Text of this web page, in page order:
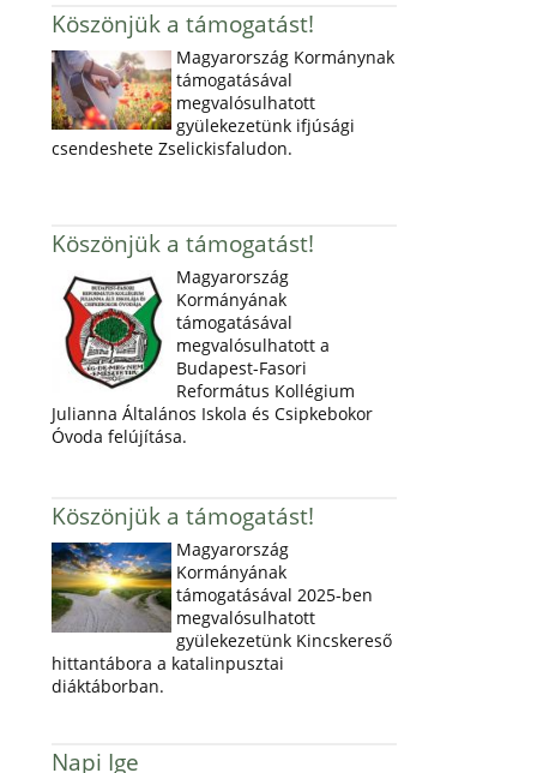
Köszönjük a támogatást!
Magyarország Kormánynak
támogatásával
megvalósulhatott
gyülekezetünk ifjúsági
csendeshete Zselickisfaludon.
Köszönjük a támogatást!
Magyarország
Kormányának
támogatásával
megvalósulhatott a
Budapest-Fasori
Református Kollégium
Julianna Általános Iskola és Csipkebokor
Óvoda felújítása.
Köszönjük a támogatást!
Magyarország
Kormányának
támogatásával 2025-ben
megvalósulhatott
gyülekezetünk Kincskereső
hittantábora a katalinpusztai
diáktáborban.
Napi Ige